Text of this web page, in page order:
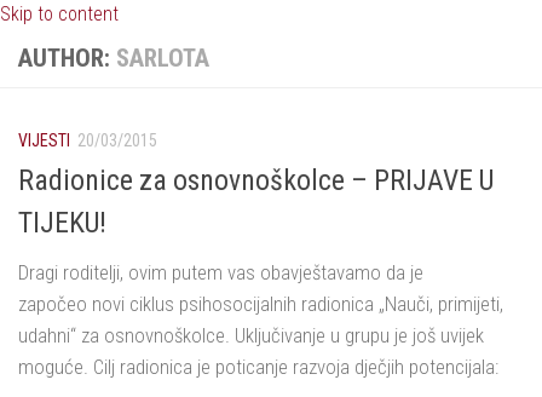
Skip to content
AUTHOR: SARLOTA
VIJESTI 20/03/2015
Radionice za osnovnoškolce – PRIJAVE U
TIJEKU!
Dragi roditelji, ovim putem vas obavještavamo da je
započeo novi ciklus psihosocijalnih radionica „Nauči, primijeti,
udahni“ za osnovnoškolce. Uključivanje u grupu je još uvijek
moguće. Cilj radionica je poticanje razvoja dječjih potencijala: